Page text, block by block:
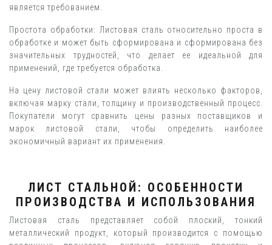
является требованием.
Простота обработки: Листовая сталь относительно проста в
обработке и может быть сформирована и сформирована без
значительных трудностей, что делает ее идеальной для
применений, где требуется обработка.
На цену листовой стали может влиять несколько факторов,
включая марку стали, толщину и производственный процесс.
Покупатели могут сравнить цены разных поставщиков и
марок листовой стали, чтобы определить наиболее
экономичный вариант их применения.
ЛИСТ СТАЛЬНОЙ: ОСОБЕННОСТИ
ПРОИЗВОДСТВА И ИСПОЛЬЗОВАНИЯ
Листовая сталь представляет собой плоский, тонкий
металлический продукт, который производится с помощью